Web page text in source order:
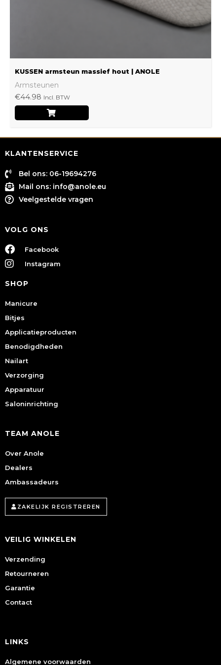
KUSSEN armsteun massief hout | ANOLE
Armsteunen
€44.98 Incl. BTW
KLANTENSERVICE
Bel ons: 06-19694276
Mail ons: info@anole.eu
Veelgestelde vragen
VOLG ONS
Facebook
Instagram
SHOP
Manicure
Bitjes
Applicatieproducten
Benodigdheden
Nailart
Verzorging
Apparatuur
Saloninrichting
TEAM ANOLE
Over Anole
Dealers
Ambassadeurs
ZAKELIJK REGISTREREN
VEILIG WINKELEN
Verzending
Retourneren
Garantie
Contact
LINKS
Algemene voorwaarden